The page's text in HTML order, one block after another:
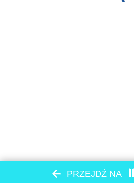
PRZEJDŹ NA